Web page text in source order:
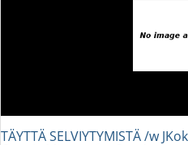
TÄYTTÄ SELVIYTYMISTÄ /w